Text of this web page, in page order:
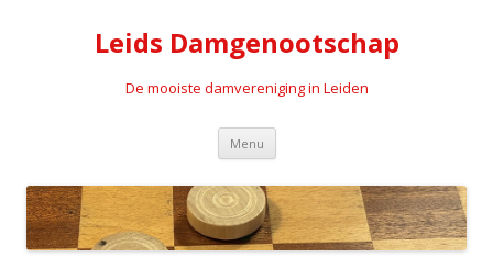
Leids Damgenootschap
De mooiste damvereniging in Leiden
Menu Spring naar de inhoud